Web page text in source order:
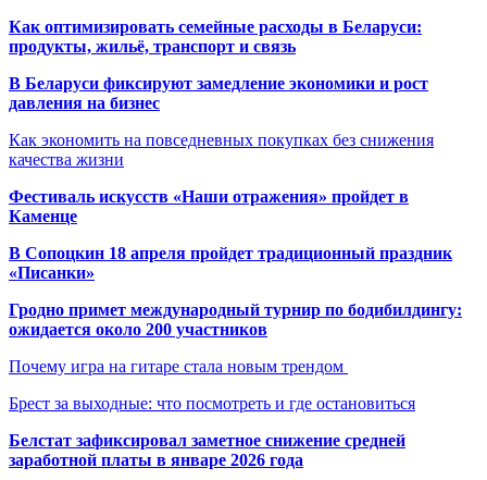
Как оптимизировать семейные расходы в Беларуси:
продукты, жильё, транспорт и связь
В Беларуси фиксируют замедление экономики и рост
давления на бизнес
Как экономить на повседневных покупках без снижения
качества жизни
Фестиваль искусств «Наши отражения» пройдет в
Каменце
В Сопоцкин 18 апреля пройдет традиционный праздник
«Писанки»
Гродно примет международный турнир по бодибилдингу:
ожидается около 200 участников
Почему игра на гитаре стала новым трендом
Брест за выходные: что посмотреть и где остановиться
Белстат зафиксировал заметное снижение средней
заработной платы в январе 2026 года